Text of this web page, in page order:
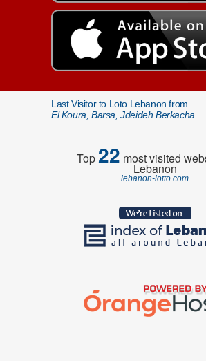
Last Visitor to Loto Lebanon from
El Koura, Barsa, Jdeideh Berkacha
Top22 most visited
Lebanon
lebanon-lotto.com